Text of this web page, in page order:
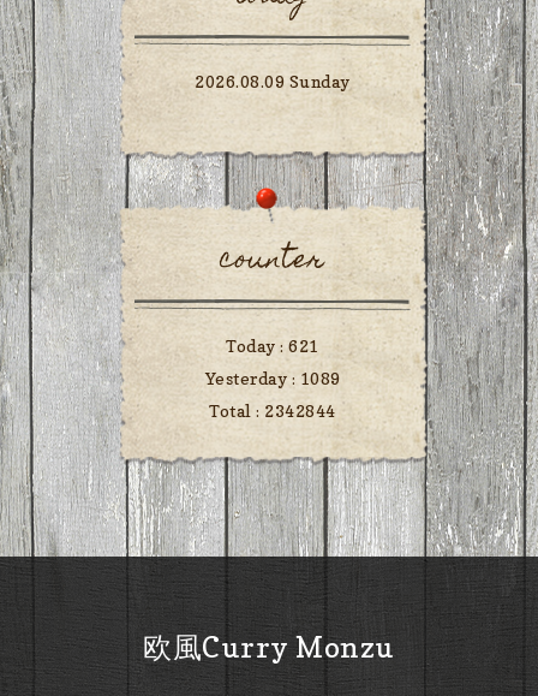
2026.08.09 Sunday
counter
Today :621
Yesterday : 1089
Total : 2342844
欧風Curry Monzu